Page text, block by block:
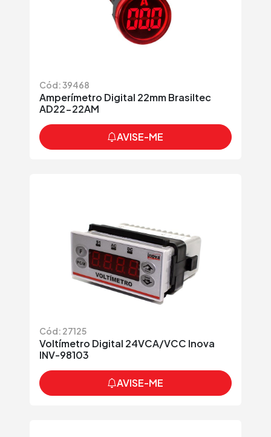
Cód: 39468
Amperímetro Digital 22mm Brasiltec
AD22-22AM
AVISE-ME
Cód: 27125
Voltímetro Digital 24VCA/VCC Inova
INV-98103
AVISE-ME